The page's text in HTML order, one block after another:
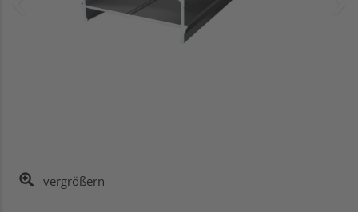
vergrößern